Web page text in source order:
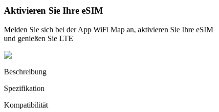
Aktivieren Sie Ihre eSIM
Melden Sie sich bei der App WiFi Map an, aktivieren Sie Ihre eSIM
und genießen Sie LTE
Beschreibung
Spezifikation
Kompatibilität